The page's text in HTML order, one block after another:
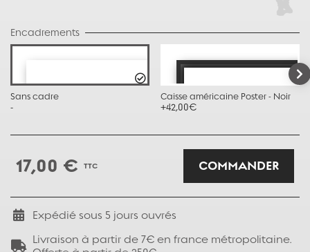
Encadrements
Sans cadre
-
Caisse américaine Poster - Noir
+42,00€
17,00 € TTC COMMANDER
Expédié sous 5 jours ouvrés
Livraison à partir de 7€ en france métropolitaine.